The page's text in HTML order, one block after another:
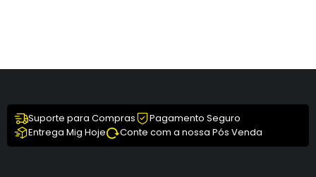
Suporte para Compras
Pagamento Seguro
Entrega Mig Hoje
Conte com a nossa Pós Venda